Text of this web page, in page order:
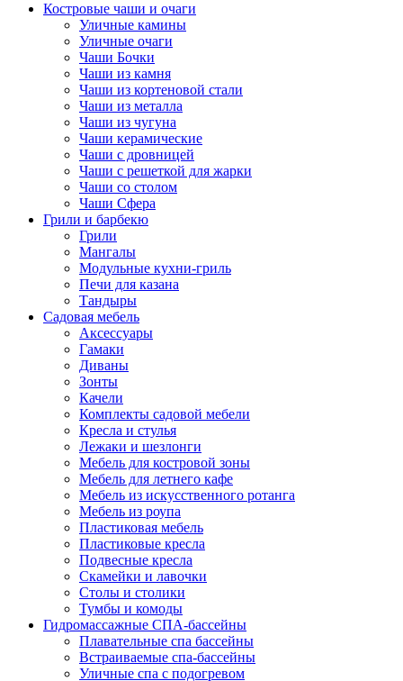
Костровые чаши и очаги
Уличные камины
Уличные очаги
Чаши Бочки
Чаши из камня
Чаши из кортеновой стали
Чаши из металла
Чаши из чугуна
Чаши керамические
Чаши с дровницей
Чаши с решеткой для жарки
Чаши со столом
Чаши Сфера
Грили и барбекю
Грили
Мангалы
Модульные кухни-гриль
Печи для казана
Тандыры
Садовая мебель
Аксессуары
Гамаки
Диваны
Зонты
Качели
Комплекты садовой мебели
Кресла и стулья
Лежаки и шезлонги
Мебель для костровой зоны
Мебель для летнего кафе
Мебель из искусственного ротанга
Мебель из роупа
Пластиковая мебель
Пластиковые кресла
Подвесные кресла
Скамейки и лавочки
Столы и столики
Тумбы и комоды
Гидромассажные СПА-бассейны
Плавательные спа бассейны
Встраиваемые спа-бассейны
Уличные спа с подогревом